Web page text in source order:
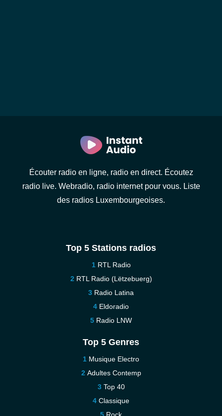
Écouter radio en ligne, radio en direct. Écoutez
radio live. Webradio, radio internet pour vous. Liste
des radios Luxembourgeoises.
Top 5 Stations radios
RTL Radio
RTL Radio (Lëtzebuerg)
Radio Latina
Eldoradio
Radio LNW
Top 5 Genres
Musique Electro
Adultes Contemp
Top 40
Classique